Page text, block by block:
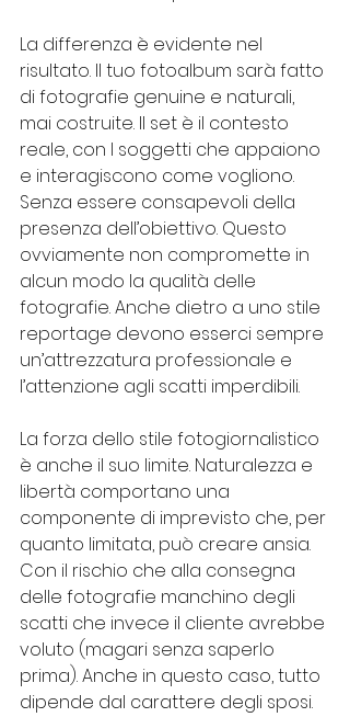
La differenza è evidente nel
risultato. Il tuo fotoalbum sarà fatto
di fotografie genuine e naturali,
mai costruite. Il set è il contesto
reale, con I soggetti che appaiono
e interagiscono come vogliono.
Senza essere consapevoli della
presenza dell’obiettivo. Questo
ovviamente non compromette in
alcun modo la qualità delle
fotografie. Anche dietro a uno stile
reportage devono esserci sempre
un’attrezzatura professionale e
l’attenzione agli scatti imperdibili.
La forza dello stile fotogiornalistico
è anche il suo limite. Naturalezza e
libertà comportano una
componente di imprevisto che, per
quanto limitata, può creare ansia.
Con il rischio che alla consegna
delle fotografie manchino degli
scatti che invece il cliente avrebbe
voluto (magari senza saperlo
prima). Anche in questo caso, tutto
dipende dal carattere degli sposi.